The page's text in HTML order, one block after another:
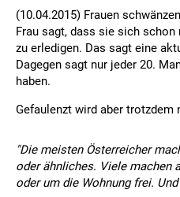
(10.04.2015) Frauen
Frau sagt, dass sie sich
zu erledigen. Das sagt eine
Dagegen sagt nur jeder 20.
haben.
Gefaulenzt wird aber trotzdem
"Die meisten Österreicher
oder ähnliches. Viele machen
oder um die Wohnung frei.